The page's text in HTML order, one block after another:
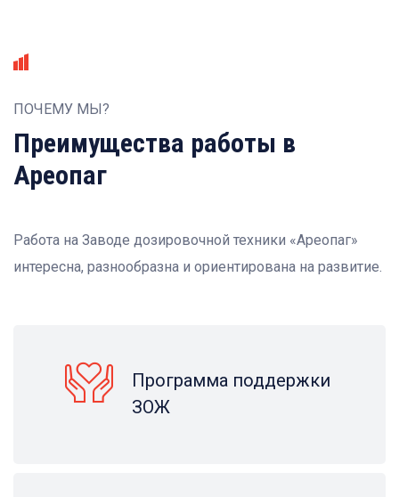
ПОЧЕМУ МЫ?
Преимущества работы в
Ареопаг
Работа на Заводе дозировочной техники «Ареопаг»
интересна, разнообразна и ориентирована на развитие.
Программа поддержки
ЗОЖ